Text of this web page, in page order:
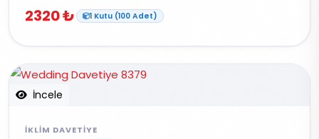
2320 ₺ 1 Kutu (100 Adet)
İncele
İKLIM DAVETIYE